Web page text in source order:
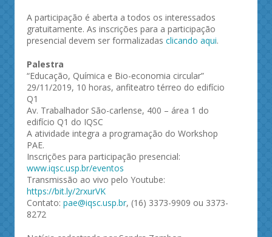
A participação é aberta a todos os interessados
gratuitamente. As inscrições para a participação
presencial devem ser formalizadas clicando aqui.
Palestra
“Educação, Química e Bio-economia circular”
29/11/2019, 10 horas, anfiteatro térreo do edifício
Q1
Av. Trabalhador São-carlense, 400 – área 1 do
edifício Q1 do IQSC
A atividade integra a programação do Workshop
PAE.
Inscrições para participação presencial:
www.iqsc.usp.br/eventos
Transmissão ao vivo pelo Youtube:
https://bit.ly/2rxurVK
Contato: pae@iqsc.usp.br, (16) 3373-9909 ou 3373-
8272